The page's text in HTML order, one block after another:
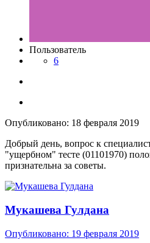
Пользователь
6
Опубликовано: 18 февраля 2019
Добрый день, вопрос к
"ущербном" тесте (01101970)
признательна за советы.
Мукашева Гулдана
Опубликовано: 19 февраля 2019